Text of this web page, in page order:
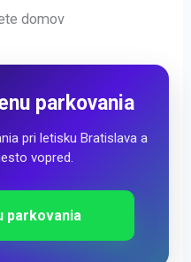
domov
parkovania
pri letisku Bratislava a
vopred.
parkovania